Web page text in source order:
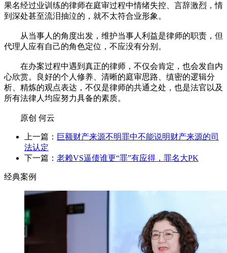
果名经过业训练的律师在庭审过程中情绪失控、言辞激烈，情
到深处甚至流泪抽泣的，就不太符合业形象。
从当事人的角度出发，维护当事人利益是律师的职责，但
代理人应有自己的角色定位，不应没有分别。
在办案过程中遇到真正的律师，不仅会肯定，也会发自内
心欣赏。良好的个人修养、清晰的庭审思路、缜密的逻辑分
析、精炼的观点表达，不仅是律师的共通之处，也是法官以及
所有法律人均应努力具备的素质。
原创 何云
上一篇： 巨额财产来源不明罪中不能说明财产来源的司
法认定
下一篇： 老赖VS逼债谁更“罪”有应得，罪名大PK
经典案例